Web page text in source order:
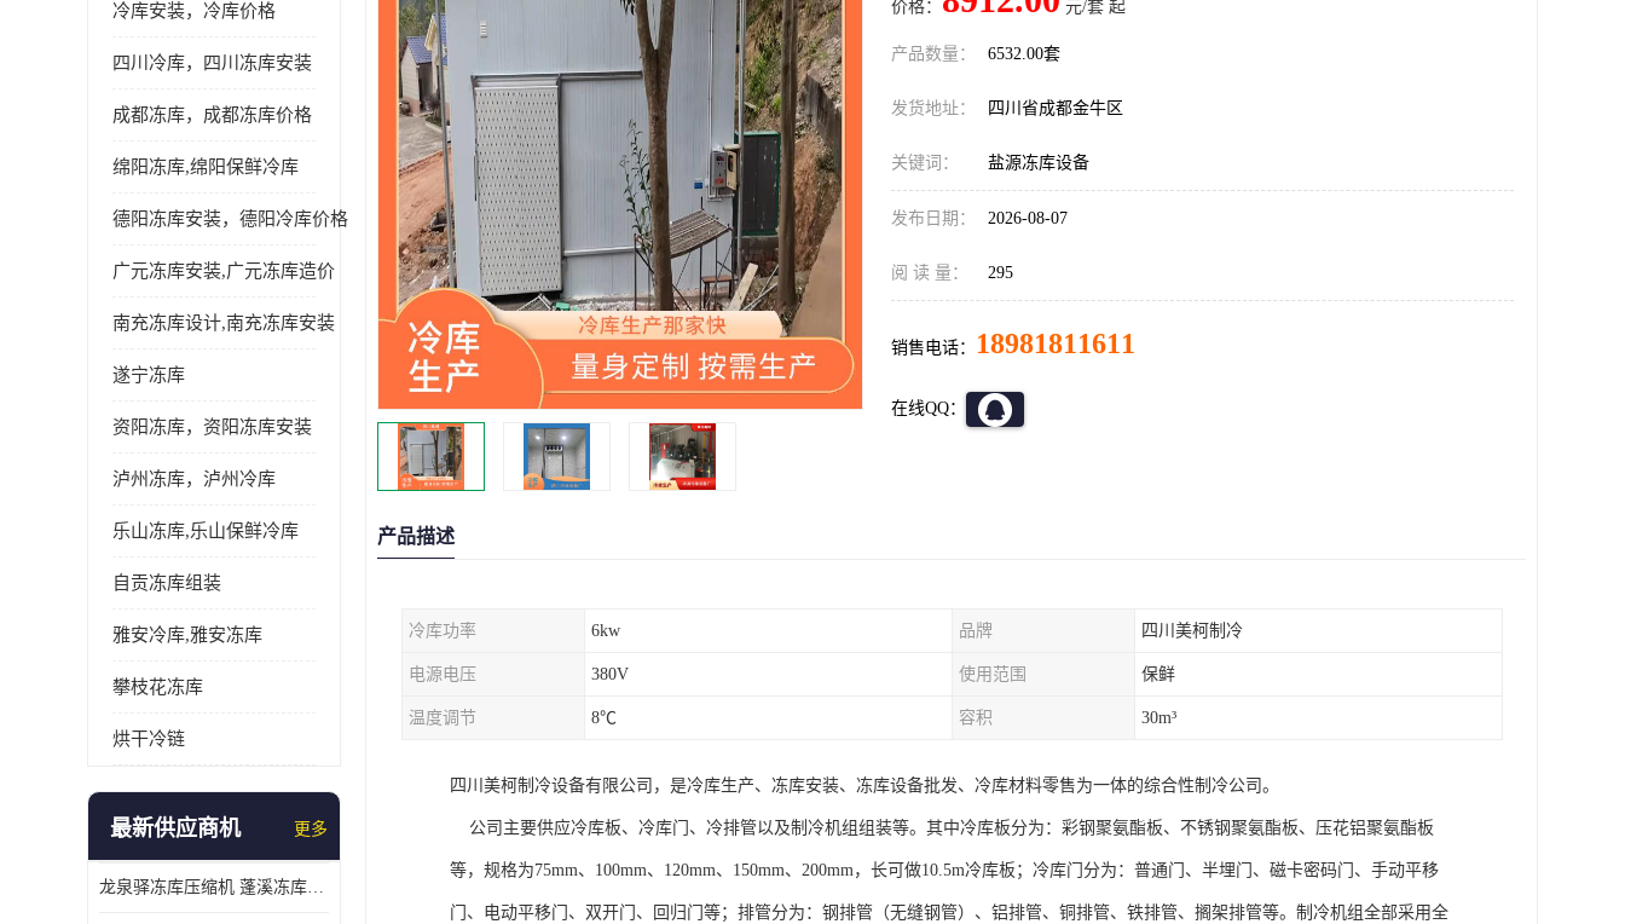
冷库安装，冷库价格
四川冷库，四川冻库安装
成都冻库，成都冻库价格
绵阳冻库,绵阳保鲜冷库
德阳冻库安装，德阳冷库价格
广元冻库安装,广元冻库造价
南充冻库设计,南充冻库安装
遂宁冻库
资阳冻库，资阳冻库安装
泸州冻库，泸州冷库
乐山冻库,乐山保鲜冷库
自贡冻库组装
雅安冷库,雅安冻库
攀枝花冻库
烘干冷链
最新供应商机 更多
龙泉驿冻库压缩机 蓬溪冻库冷风机价格
价格： 元/套 起
产品数量： 6532.00套
发货地址： 四川省成都金牛区
关键词： 盐源冻库设备
发布日期： 2026-08-07
阅 读 量： 295
销售电话： 18981811611
在线QQ：
产品描述
冷库功率 6kw 品牌 四川美柯制冷
电源电压 380V 使用范围 保鲜
温度调节 8℃ 容积 30m³
四川美柯制冷设备有限公司，是冷库生产、冻库安装、冻库设备批发、冷库材料零售为一体的综合性制冷公司。
公司主要供应冷库板、冷库门、冷排管以及制冷机组组装等。其中冷库板分为：彩钢聚氨酯板、不锈钢聚氨酯板、压花铝聚氨酯板
等，规格为75mm、100mm、120mm、150mm、200mm，长可做10.5m冷库板；冷库门分为：普通门、半埋门、磁卡密码门、手动平移
门、电动平移门、双开门、回归门等；排管分为：钢排管（无缝钢管）、铝排管、铜排管、铁排管、搁架排管等。制冷机组全部采用全